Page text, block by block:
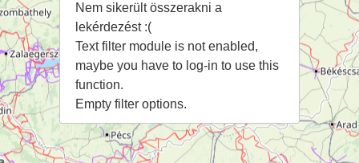
Nem sikerült összerakni a
lekérdezést :(
Text filter module is not enabled,
maybe you have to log-in to use this
function.
Empty filter options.